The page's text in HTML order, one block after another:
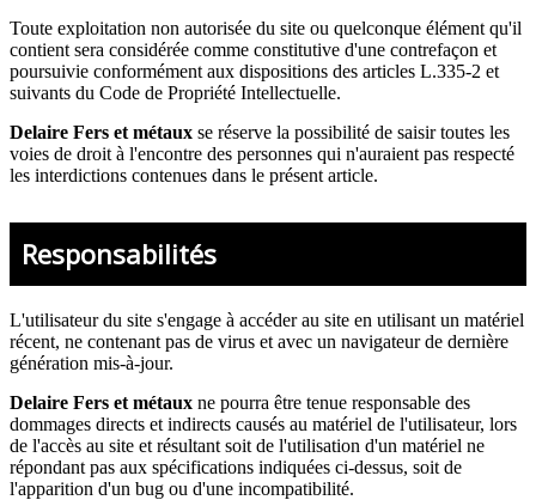
Toute exploitation non autorisée du site ou quelconque élément qu'il
contient sera considérée comme constitutive d'une contrefaçon et
poursuivie conformément aux dispositions des articles L.335-2 et
suivants du Code de Propriété Intellectuelle.
Delaire Fers et métaux se réserve la possibilité de saisir toutes les
voies de droit à l'encontre des personnes qui n'auraient pas respecté
les interdictions contenues dans le présent article.
Responsabilités
L'utilisateur du site s'engage à accéder au site en utilisant un matériel
récent, ne contenant pas de virus et avec un navigateur de dernière
génération mis-à-jour.
Delaire Fers et métaux ne pourra être tenue responsable des
dommages directs et indirects causés au matériel de l'utilisateur, lors
de l'accès au site et résultant soit de l'utilisation d'un matériel ne
répondant pas aux spécifications indiquées ci-dessus, soit de
l'apparition d'un bug ou d'une incompatibilité.